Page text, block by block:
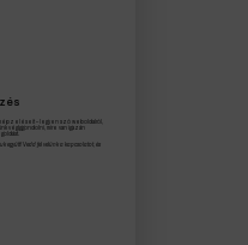
– legyen szó weboldalról,
végiggondolni, mire van igazán
együtt! Vedd fel velünk a kapcsolatot, és